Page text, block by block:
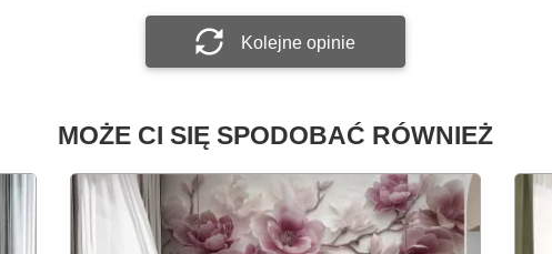
Kolejne opinie
MOŻE CI SIĘ SPODOBAĆ RÓWNIEŻ